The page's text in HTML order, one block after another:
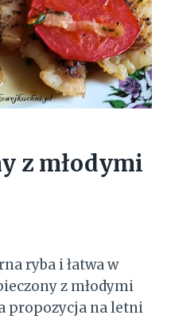
z młodymi
ryba i łatwa w
z młodymi
propozycja na letni